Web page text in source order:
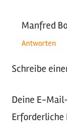
Manfred
Antworten
Schreibe
Deine E-
Erforderliche